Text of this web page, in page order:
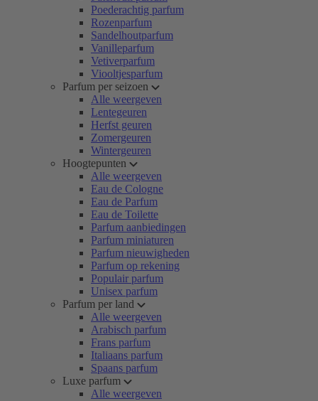
Poederachtig parfum
Rozenparfum
Sandelhoutparfum
Vanilleparfum
Vetiverparfum
Viooltjesparfum
Parfum per seizoen
Alle weergeven
Lentegeuren
Herfst geuren
Zomergeuren
Wintergeuren
Hoogtepunten
Alle weergeven
Eau de Cologne
Eau de Parfum
Eau de Toilette
Parfum aanbiedingen
Parfum miniaturen
Parfum nieuwigheden
Parfum op rekening
Populair parfum
Unisex parfum
Parfum per land
Alle weergeven
Arabisch parfum
Frans parfum
Italiaans parfum
Spaans parfum
Luxe parfum
Alle weergeven